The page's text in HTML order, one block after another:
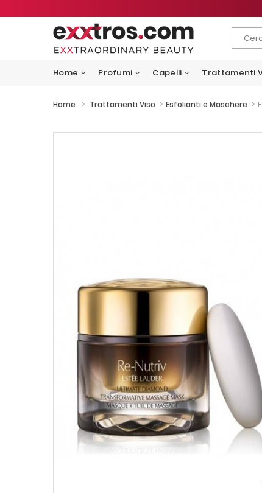
Home Profumi Capelli Trattamenti
Home > Trattamenti Viso > Esfolianti e Maschere >